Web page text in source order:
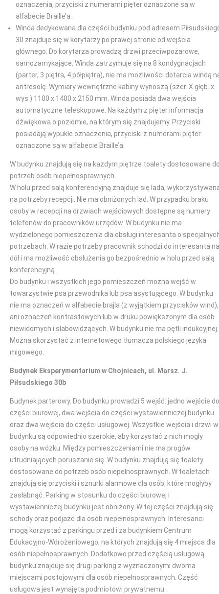
oznaczenia, przyciski z numerami pięter oznaczone są w
alfabecie Braille’a.
Winda dedykowana dla części budynku pod adresem
30 znajduje się w korytarzy po prawej stronie od wejścia
głównego. Do korytarza prowadzą drzwi przeciwpożarowe,
samozamykające. Winda zatrzymuje się na 8 kondygnacjach
(parter, 3 piętra, 4 półpiętra), nie ma możliwości dotarcia windą
antresolę. Wymiary wewnętrzne kabiny wynoszą (szer. X głęb. x
wys.) 1100 x 1400 x 2150 mm. Winda posiada dwa wejścia
automatyczne teleskopowe. Na każdym z pięter informacja
dźwiękowa o poziomie, na którym się znajdujemy. Przyciski
posiadają wypukłe oznaczenia, przyciski z numerami pięter
oznaczone są w alfabecie Braille’a.
W budynku znajdują się na każdym piętrze toalety dostosowane
potrzeb osób niepełnosprawnych.
W holu przed salą konferencyjną znajduje się lada,
na potrzeby recepcji. Nie ma obniżonych lad. W przypadku braku
osoby w recepcji na drzwiach wejściowych dostępne są numery
telefonów do pracowników urzędów. W budynku nie ma
wydzielonego pomieszczenia dla obsługi interesanta o
potrzebach. W razie potrzeby pracownik schodzi do interesanta na
dół i ma możliwość obsłużenia go bezpośrednio w holu przed salą
konferencyjną.
Do budynku i wszystkich jego pomieszczeń można wejść w
towarzystwie psa przewodnika lub psa asystującego. W budynku
nie ma oznaczeń w alfabecie brajla (z wyjątkiem przycisków wind),
ani oznaczeń kontrastowych lub w druku powiększonym dla osób
niewidomych i słabowidzących. W budynku nie ma pętli indukcyjnej.
Można skorzystać z internetowego tłumacza polskiego języka
migowego.
Budynek Eksperymentarium w Chojnicach, ul. Marsz. J.
Piłsudskiego 30b
Budynek parterowy. Do budynku prowadzi 5 wejść: jedno wejście do
części biurowej, dwa wejścia do części wystawienniczej budynku
oraz dwa wejścia do części usługowej. Wszystkie wejścia i drzwi w
budynku są odpowiednio szerokie, aby korzystać z nich mogły
osoby na wózku. Między pomieszczeniami nie ma progów
utrudniających poruszanie się. W budynku znajdują się toalety
dostosowane do potrzeb osób niepełnosprawnych. W toaletach
znajdują się przyciski i sznurki alarmowe dla osób, które mogłyby
zasłabnąć. Parking w stosunku do części biurowej i
wystawienniczej budynku jest obniżony. W tej części znajdują się
schody oraz podjazd dla osób niepełnosprawnych. Interesanci
mogą korzystać z parkingu przed i za budynkiem Centrum
Edukacyjno-Wdrożeniowego, na których znajdują się 4 miejsca dla
osób niepełnosprawnych. Dodatkowo przed częścią usługową
budynku znajduje się drugi parking z wyznaczonymi dwoma
miejscami postojowymi dla osób niepełnosprawnych. Część
usługowa jest wynajęta podmiotowi prywatnemu.